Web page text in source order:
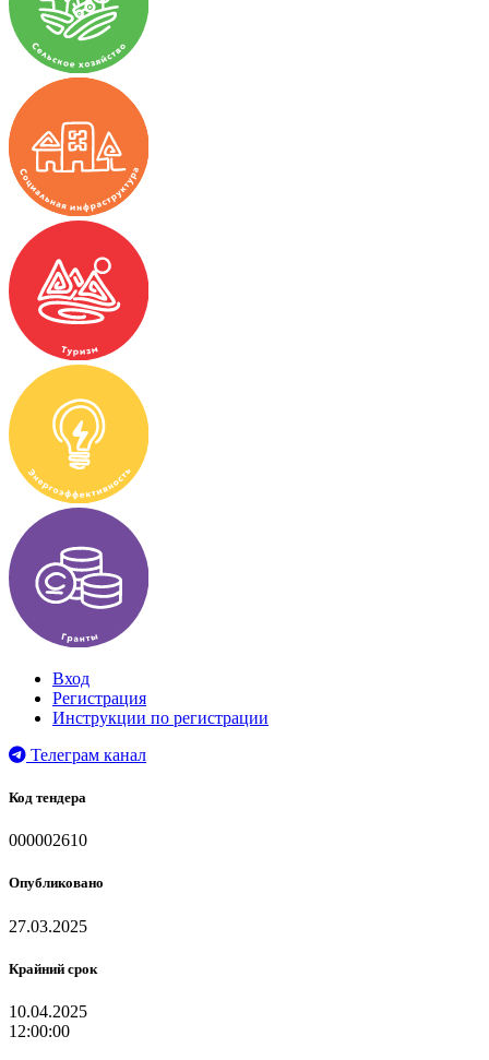
Вход
Регистрация
Инструкции по регистрации
Телеграм канал
Код тендера
000002610
Опубликовано
27.03.2025
Крайний срок
10.04.2025
12:00:00